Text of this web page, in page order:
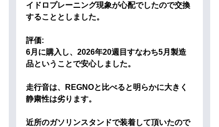
イドロプレーニング現象が心配でしたので交換
することとしました。
評価:
6月に購入し、2026年20週目すなわち5月製造
品ということで安心しました。
走行音は、REGNOと比べると明らかに大きく
静粛性は劣ります。
近所のガソリンスタンドで装着して頂いたので